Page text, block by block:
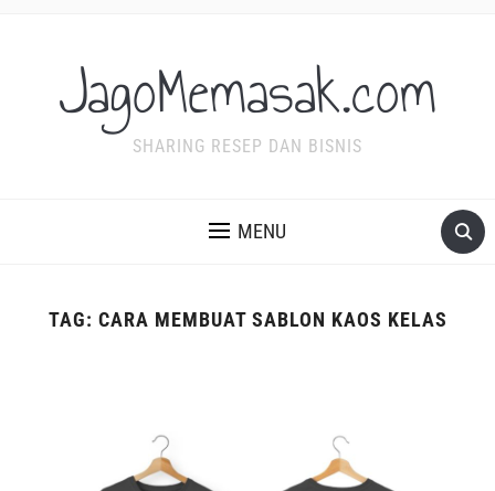
JagoMemasak.com
SHARING RESEP DAN BISNIS
MENU
TAG: CARA MEMBUAT SABLON KAOS KELAS